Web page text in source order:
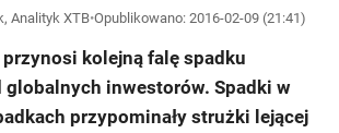
Analityk XTB•Opublikowano:2016-02-09 (21:41)
kolejną falę spadku
inwestorów. Spadki w
przypominały strużki lejącej